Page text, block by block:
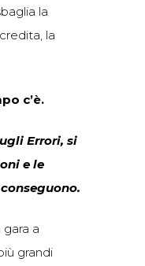
la
la
c’è.
Errori, si
e le
a
grandi